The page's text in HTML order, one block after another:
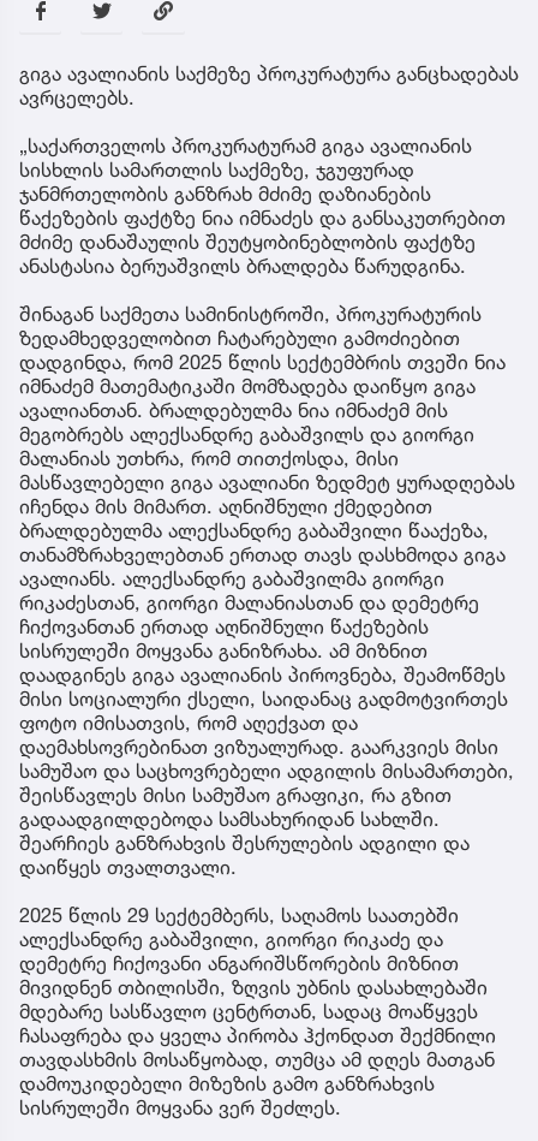
გიგა ავალიანის საქმეზე პროკურატურა განცხადებას
ავრცელებს.
„საქართველოს პროკურატურამ გიგა ავალიანის
სისხლის სამართლის საქმეზე, ჯგუფურად
ჯანმრთელობის განზრახ მძიმე დაზიანების
წაქეზების ფაქტზე ნია იმნაძეს და განსაკუთრებით
მძიმე დანაშაულის შეუტყობინებლობის ფაქტზე
ანასტასია ბერუაშვილს ბრალდება წარუდგინა.
შინაგან საქმეთა სამინისტროში, პროკურატურის
ზედამხედველობით ჩატარებული გამოძიებით
დადგინდა, რომ 2025 წლის სექტემბრის თვეში ნია
იმნაძემ მათემატიკაში მომზადება დაიწყო გიგა
ავალიანთან. ბრალდებულმა ნია იმნაძემ მის
მეგობრებს ალექსანდრე გაბაშვილს და გიორგი
მალანიას უთხრა, რომ თითქოსდა, მისი
მასწავლებელი გიგა ავალიანი ზედმეტ ყურადღებას
იჩენდა მის მიმართ. აღნიშნული ქმედებით
ბრალდებულმა ალექსანდრე გაბაშვილი წააქეზა,
თანამზრახველებთან ერთად თავს დასხმოდა გიგა
ავალიანს. ალექსანდრე გაბაშვილმა გიორგი
რიკაძესთან, გიორგი მალანიასთან და დემეტრე
ჩიქოვანთან ერთად აღნიშნული წაქეზების
სისრულეში მოყვანა განიზრახა. ამ მიზნით
დაადგინეს გიგა ავალიანის პიროვნება, შეამოწმეს
მისი სოციალური ქსელი, საიდანაც გადმოტვირთეს
ფოტო იმისათვის, რომ აღექვათ და
დაემახსოვრებინათ ვიზუალურად. გაარკვიეს მისი
სამუშაო და საცხოვრებელი ადგილის მისამართები,
შეისწავლეს მისი სამუშაო გრაფიკი, რა გზით
გადაადგილდებოდა სამსახურიდან სახლში.
შეარჩიეს განზრახვის შესრულების ადგილი და
დაიწყეს თვალთვალი.
2025 წლის 29 სექტემბერს, საღამოს საათებში
ალექსანდრე გაბაშვილი, გიორგი რიკაძე და
დემეტრე ჩიქოვანი ანგარიშსწორების მიზნით
მივიდნენ თბილისში, ზღვის უბნის დასახლებაში
მდებარე სასწავლო ცენტრთან, სადაც მოაწყვეს
ჩასაფრება და ყველა პირობა ჰქონდათ შექმნილი
თავდასხმის მოსაწყობად, თუმცა ამ დღეს მათგან
დამოუკიდებელი მიზეზის გამო განზრახვის
სისრულეში მოყვანა ვერ შეძლეს.